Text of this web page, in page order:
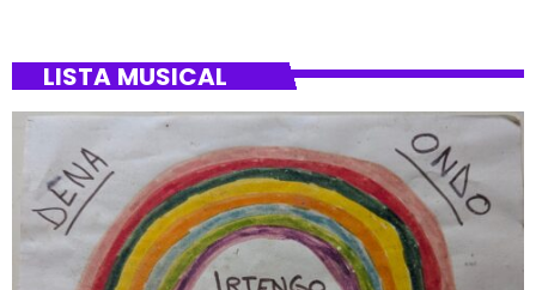
LISTA MUSICAL